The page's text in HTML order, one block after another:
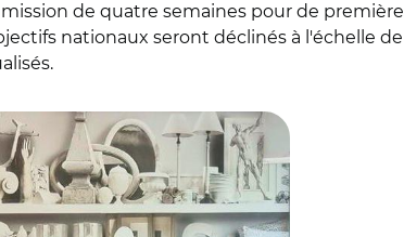
de quatre semaines pour de
nationaux seront déclinés à l'échelle
au Centre Hospitalier Public du